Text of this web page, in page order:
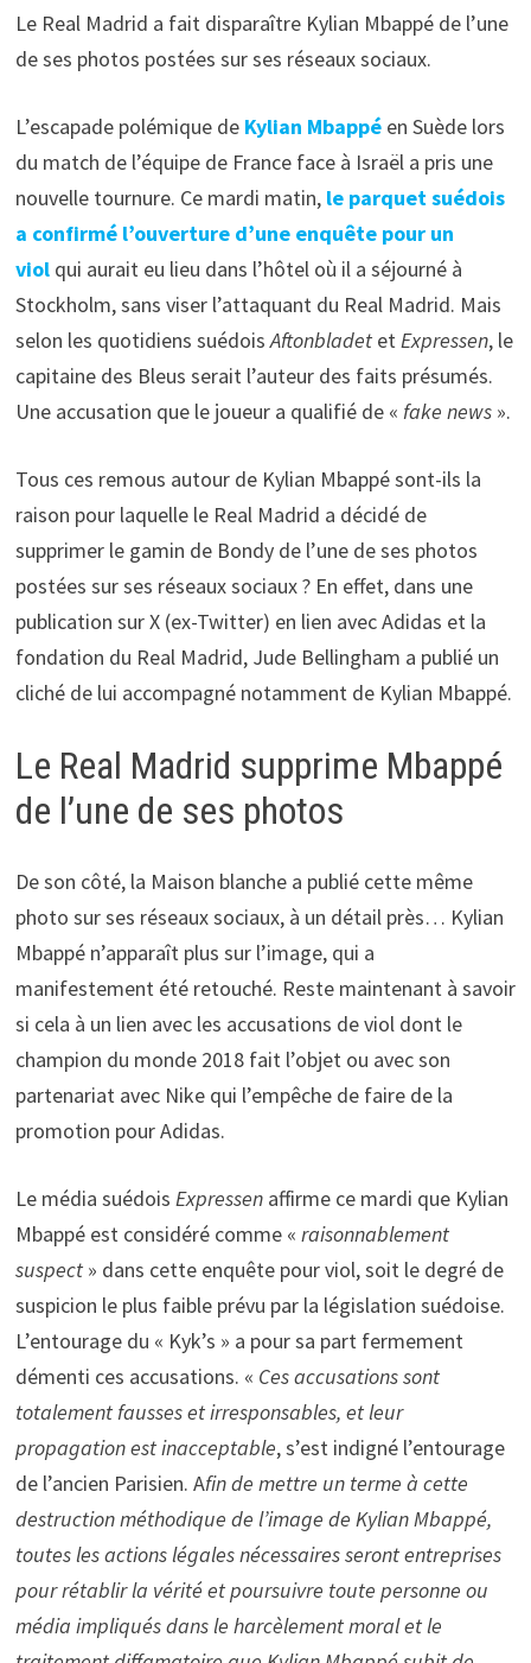
Le Real Madrid a fait disparaître Kylian Mbappé de l’une
de ses photos postées sur ses réseaux sociaux.
L’escapade polémique de Kylian Mbappéen Suède lors
du match de l’équipe de France face à Israël a pris une
nouvelle tournure. Ce mardi matin, le parquet suédois
a confirmé l’ouverture d’une enquête pour un
violqui aurait eu lieu dans l’hôtel où il a séjourné à
Stockholm, sans viser l’attaquant du Real Madrid. Mais
selon les quotidiens suédoisAftonbladetetExpressen, le
capitaine des Bleus serait l’auteur des faits présumés.
Une accusation que le joueur a qualifié de « fake news».
Tous ces remous autour de Kylian Mbappé sont-ils la
raison pour laquelle le Real Madrid a décidé de
supprimer le gamin de Bondy de l’une de ses photos
postées sur ses réseaux sociaux ? En effet, dans une
publication sur X (ex-Twitter) en lien avec Adidas et la
fondation du Real Madrid, Jude Bellingham a publié un
cliché de lui accompagné notamment de Kylian Mbappé.
Le Real Madrid supprime Mbappé
de l’une de ses photos
De son côté, la Maison blanche a publié cette même
photo sur ses réseaux sociaux, à un détail près… Kylian
Mbappé n’apparaît plus sur l’image, qui a
manifestement été retouché. Reste maintenant à savoir
si cela à un lien avec les accusations de viol dont le
champion du monde 2018 fait l’objet ou avec son
partenariat avec Nike qui l’empêche de faire de la
promotion pour Adidas.
Le média suédois Expressenaffirme ce mardi que Kylian
Mbappé est considéré comme « raisonnablement
suspect» dans cette enquête pour viol, soit le degré de
suspicion le plus faible prévu par la législation suédoise.
L’entourage du « Kyk’s » a pour sa part fermement
démenti ces accusations. « Ces accusations sont
totalement fausses et irresponsables, et leur
propagation est inacceptable, s’est indigné l’entourage
de l’ancien Parisien. Afin de mettre un terme à cette
destruction méthodique de l’image de Kylian Mbappé,
toutes les actions légales nécessaires seront entreprises
pour rétablir la vérité et poursuivre toute personne ou
média impliqués dans le harcèlement moral et le